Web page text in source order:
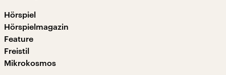
Hörspiel
Hörspielmagazin
Feature
Freistil
Mikrokosmos